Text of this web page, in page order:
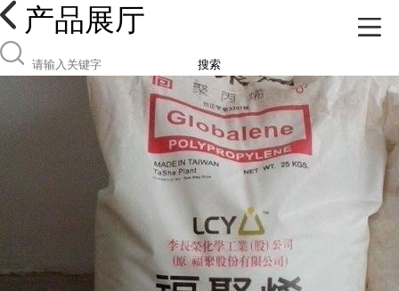
产品展厅
搜索